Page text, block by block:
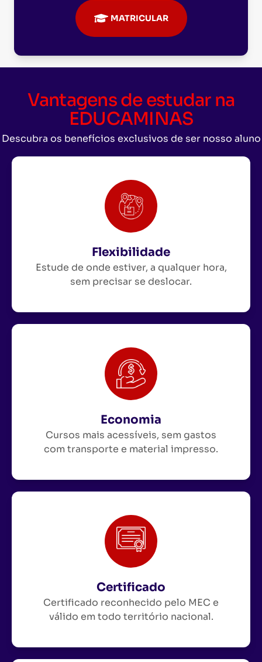
MATRICULAR
Vantagens de estudar na
EDUCAMINAS
Descubra os benefícios exclusivos de ser nosso aluno
Flexibilidade
Estude de onde estiver, a qualquer hora,
sem precisar se deslocar.
Economia
Cursos mais acessíveis, sem gastos
com transporte e material impresso.
Certificado
Certificado reconhecido pelo MEC e
válido em todo território nacional.